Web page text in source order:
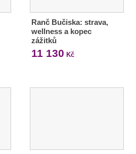
Ranč Bučiska: strava,
wellness a kopec
zážitků
11 130 Kč